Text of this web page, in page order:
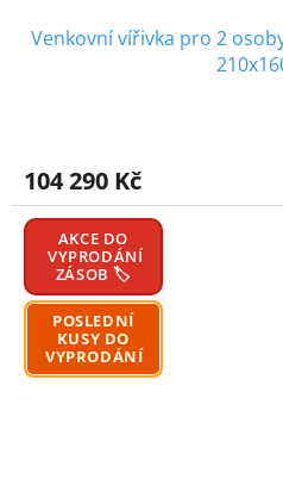
Venkovní vířivka pro 2
104 290 Kč
AKCE DO
VYPRODÁNÍ
ZÁSOB 🏷️
POSLEDNÍ
KUSY DO
VYPRODÁNÍ